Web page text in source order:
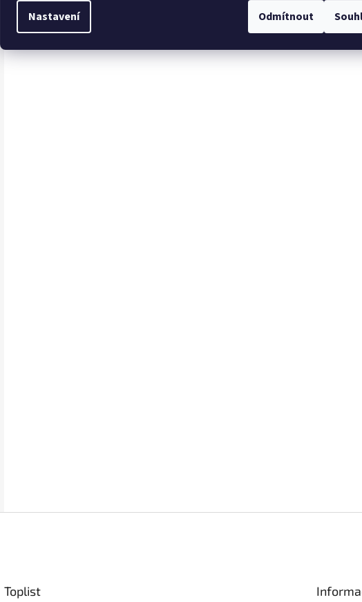
Nastavení Odmítnout
Toplist